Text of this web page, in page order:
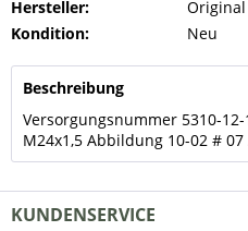
Hersteller:
Original
Kondition:
Neu
Beschreibung
Versorgungsnummer 5310-
M24x1,5 Abbildung 10-02 #
KUNDENSERVICE